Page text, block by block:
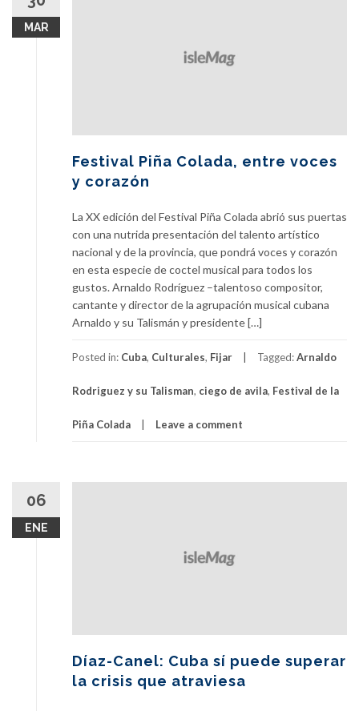
MAR
Festival Piña Colada, entre voces
y corazón
La XX edición del Festival Piña Colada abrió sus puertas
con una nutrida presentación del talento artístico
nacional y de la provincia, que pondrá voces y corazón
en esta especie de coctel musical para todos los
gustos. Arnaldo Rodríguez –talentoso compositor,
cantante y director de la agrupación musical cubana
Arnaldo y su Talismán y presidente […]
Posted in: Cuba, Culturales, Fijar Tagged:Arnaldo
Rodriguez y su Talisman, ciego de avila, Festival de la
Piña Colada Leave a comment
06
ENE
Díaz-Canel: Cuba sí puede superar
la crisis que atraviesa